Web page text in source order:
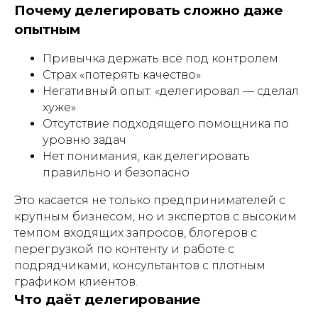
Почему делегировать сложно даже
опытным
Привычка держать всё под контролем
Страх «потерять качество»
Негативный опыт: «делегировал — сделал
хуже»
Отсутствие подходящего помощника по
уровню задач
Нет понимания, как делегировать
правильно и безопасно
Это касается не только предпринимателей с
крупным бизнесом, но и экспертов с высоким
темпом входящих запросов, блогеров с
перегрузкой по контенту и работе с
подрядчиками, консультантов с плотным
графиком клиентов.
Что даёт делегирование